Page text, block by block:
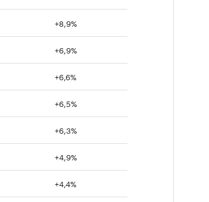
+8,9%
+6,9%
+6,6%
+6,5%
+6,3%
+4,9%
+4,4%